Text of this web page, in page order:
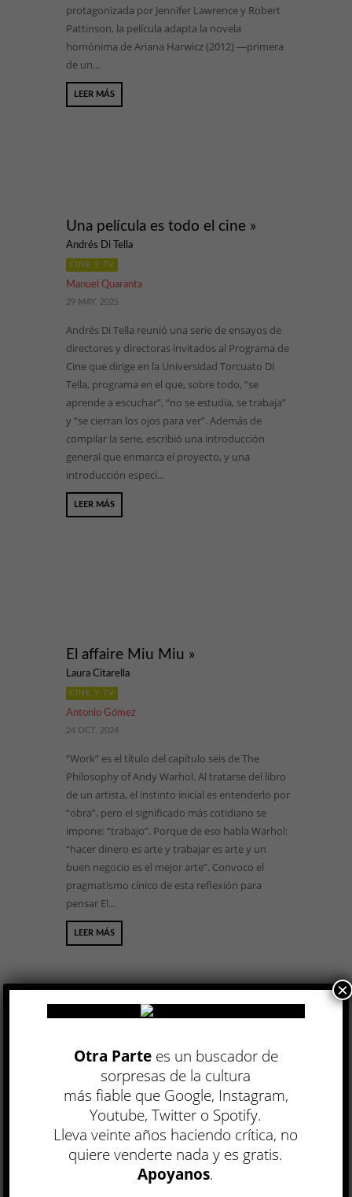
protagonizada por Jennifer Lawrence y Robert
Pattinson, la película adapta la novela
homónima de Ariana Harwicz (2012) —primera
de un...
LEER MÁS
Una película es todo el cine »
Andrés Di Tella
CINE Y TV
Manuel Quaranta
29 MAY, 2025
Andrés Di Tella reunió una serie de ensayos de
directores y directoras invitados al Programa de
Cine que dirige en la Universidad Torcuato Di
Tella, programa en el que, sobre todo, “se
aprende a escuchar”, “no se estudia, se trabaja”
y “se cierran los ojos para ver”. Además de
compilar la serie, escribió una introducción
general que enmarca el proyecto, y una
introducción especí...
LEER MÁS
El affaire Miu Miu »
Laura Citarella
CINE Y TV
Antonio Gómez
24 OCT, 2024
“Work” es el título del capítulo seis de The
Philosophy of Andy Warhol. Al tratarse del libro
de un artista, el instinto inicial es entenderlo por
“obra”, pero el significado más cotidiano se
impone: “trabajo”. Porque de eso habla Warhol:
“hacer dinero es arte y trabajar es arte y un
buen negocio es el mejor arte”. Convoco el
pragmatismo cínico de esta reflexión para
pensar El...
LEER MÁS
Apuntes sobre la inteligencia
renacentista de Raúl Ruiz, a
propósito de su antología en el
Malba »
DISCUSIÓN
Andrés Restrepo Gómez
Otra Partees un buscador de
sorpresas de la cultura
más fiable que Google, Instagram,
Youtube, Twitter o Spotify.
Lleva veinte años haciendo crítica, no
quiere venderte nada y es gratis.
Apoyanos.
×